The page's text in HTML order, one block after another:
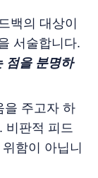
백의 대상이
서술합니다.
점을 분명하
주고자 하
비판적 피드
함이 아닙니